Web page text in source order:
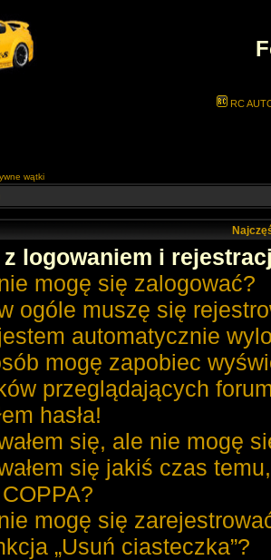
RC
wątki
logowaniem i
mogę się zalogować?
ogóle muszę się
automatycznie
mogę zapobiec
przeglądających
hasła!
się, ale nie mogę
się jakiś czas
mogę się
„Usuń ciasteczka”?